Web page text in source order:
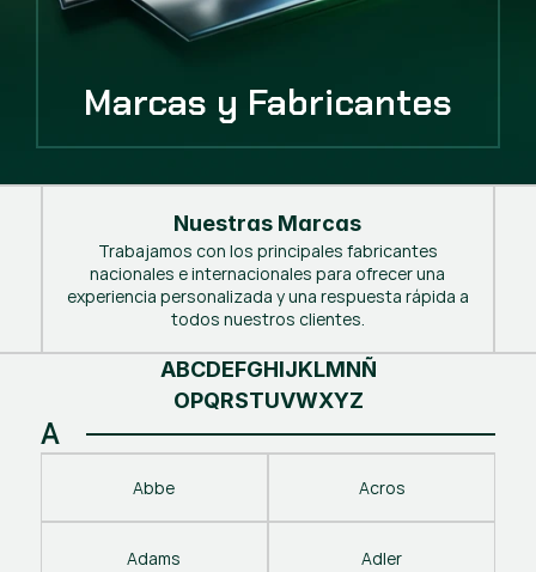
Nuestras Marcas
Trabajamos con los principales fabricantes
nacionales e internacionales para ofrecer una
experiencia personalizada y una respuesta rápida a
todos nuestros clientes.
A
Abbe Acros
Adams Adler
ABCDEFGHIJKLMNÑ
OPQRSTUVWXYZ
Marcas y Fabricantes